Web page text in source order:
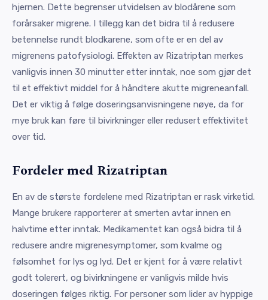
hjernen. Dette begrenser utvidelsen av blodårene som
forårsaker migrene. I tillegg kan det bidra til å redusere
betennelse rundt blodkarene, som ofte er en del av
migrenens patofysiologi. Effekten av Rizatriptan merkes
vanligvis innen 30 minutter etter inntak, noe som gjør det
til et effektivt middel for å håndtere akutte migreneanfall.
Det er viktig å følge doseringsanvisningene nøye, da for
mye bruk kan føre til bivirkninger eller redusert effektivitet
over tid.
Fordeler med Rizatriptan
En av de største fordelene med Rizatriptan er rask virketid.
Mange brukere rapporterer at smerten avtar innen en
halvtime etter inntak. Medikamentet kan også bidra til å
redusere andre migrenesymptomer, som kvalme og
følsomhet for lys og lyd. Det er kjent for å være relativt
godt tolerert, og bivirkningene er vanligvis milde hvis
doseringen følges riktig. For personer som lider av hyppige